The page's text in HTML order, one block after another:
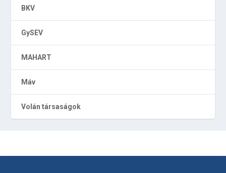
BKV
GySEV
MAHART
Máv
Volán társaságok